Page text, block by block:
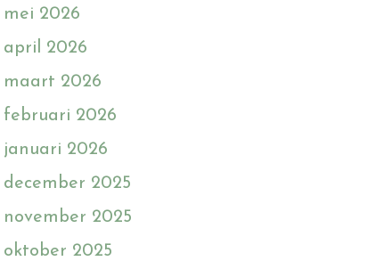
mei 2026
april 2026
maart 2026
februari 2026
januari 2026
december 2025
november 2025
oktober 2025